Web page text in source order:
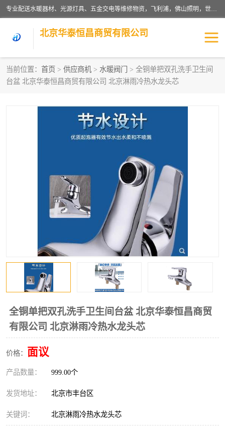
专业配送水暖器材、光源灯具、五金交电等维修物资，飞利浦，佛山照明，世达，博世，九牧，特陶等各产品涉及国内外知名品牌。公司专注与物业、学校、酒店、工厂等单位合作，提供一站式配送服务，降低客户综合成本。依托电子商务改变传统模式，以专业的团队为客户提供24H物资配送到达，货到月结、统一开票，便捷退换等服务，提高了企业的运营效率。
北京华泰恒昌商贸有限公司
当前位置： 首页 > 供应商机 > 水暖阀门
> 全铜单把双孔洗手卫生间
台盆 北京华泰恒昌商贸有限公司 北京淋雨冷热水龙头芯
全铜单把双孔洗手卫生间台盆 北京华泰恒昌商贸
有限公司 北京淋雨冷热水龙头芯
价格： 面议
产品数量： 999.00个
发货地址： 北京市丰台区
关键词： 北京淋雨冷热水龙头芯
水暖阀门 电料灯饰
涂料辅材